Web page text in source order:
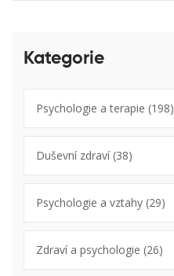
Kategorie
Psychologie a terapie (198)
Duševní zdraví(38)
Psychologie a vztahy (29)
Zdraví a psychologie (26)